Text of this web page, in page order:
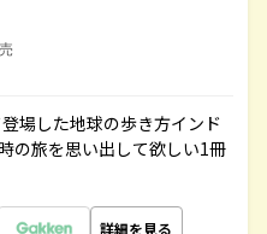
場した地球の歩き方インド
の旅を思い出して欲しい1冊
詳細を見る